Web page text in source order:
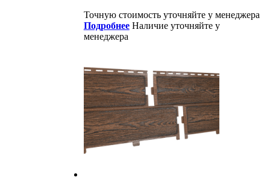
Точную стоимость уточняйте у менеджера
Подробнее Наличие уточняйте у
менеджера